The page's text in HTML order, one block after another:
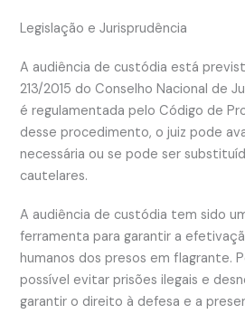
Legislação e Jurisprudência
A audiência de custódia está
213/2015 do Conselho Nacional de
é regulamentada pelo Código de
desse procedimento, o juiz pode
necessária ou se pode ser
cautelares.
A audiência de custódia tem sido
ferramenta para garantir a
humanos dos presos em flagrante.
possível evitar prisões ilegais e
garantir o direito à defesa e a